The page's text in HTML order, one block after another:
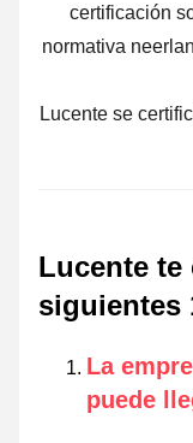
certificación
normativa
Lucente se
Lucente te
siguientes
La
puede